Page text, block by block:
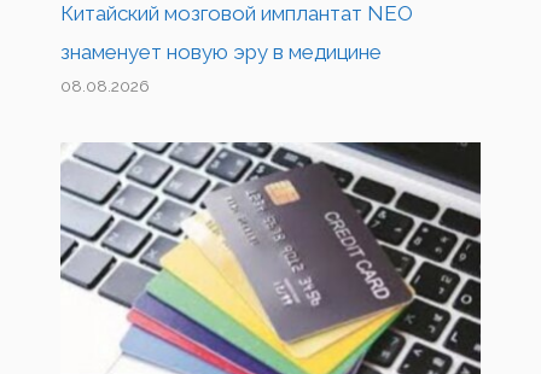
Китайский мозговой имплантат NEO
знаменует новую эру в медицине
08.08.2026